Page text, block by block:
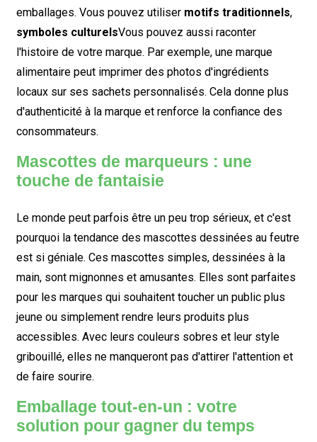
emballages. Vous pouvez utiliser motifs traditionnels,
symboles culturelsVous pouvez aussi raconter
l'histoire de votre marque. Par exemple, une marque
alimentaire peut imprimer des photos d'ingrédients
locaux sur ses sachets personnalisés. Cela donne plus
d'authenticité à la marque et renforce la confiance des
consommateurs.
Mascottes de marqueurs : une
touche de fantaisie
Le monde peut parfois être un peu trop sérieux, et c'est
pourquoi la tendance des mascottes dessinées au feutre
est si géniale. Ces mascottes simples, dessinées à la
main, sont mignonnes et amusantes. Elles sont parfaites
pour les marques qui souhaitent toucher un public plus
jeune ou simplement rendre leurs produits plus
accessibles. Avec leurs couleurs sobres et leur style
gribouillé, elles ne manqueront pas d'attirer l'attention et
de faire sourire.
Emballage tout-en-un : votre
solution pour gagner du temps